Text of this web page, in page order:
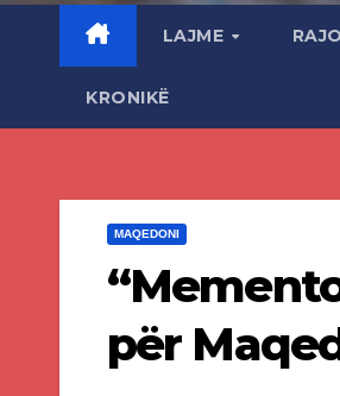
LAJME
KRONIKË
MAQEDONI
për